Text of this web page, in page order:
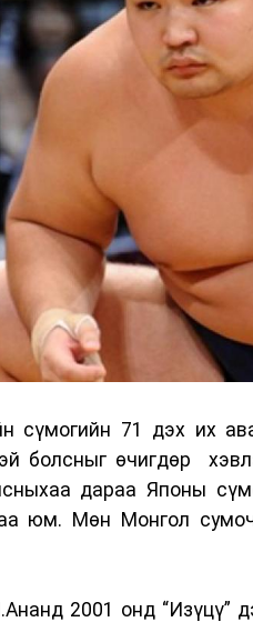
сүмогийн 71 дэх их
болсныг өчигдөр
дараа Японы
юм. Мөн Монгол
2001 онд “Изүцү”